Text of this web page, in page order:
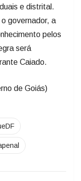
e distrital.
governador, a
pelos
será
Caiado.
de Goiás)